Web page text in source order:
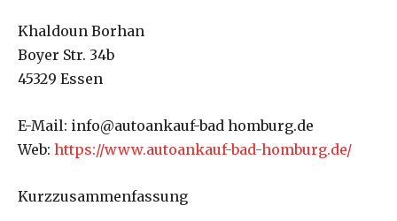
Khaldoun Borhan
Boyer Str. 34b
45329 Essen
E-Mail: info@autoankauf-bad homburg.de
Web: https://www.autoankauf-bad-homburg.de/
Kurzzusammenfassung